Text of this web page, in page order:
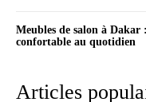
Meubles de salon à
confortable au quotidien
Articles